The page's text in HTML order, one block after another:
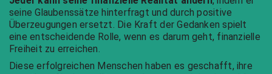
seine Glaubenssätze hinterfragt und durch positive
Überzeugungen ersetzt. Die Kraft der Gedanken spielt
eine entscheidende Rolle, wenn es darum geht, finanzielle
Freiheit zu erreichen.
Diese erfolgreichen Menschen haben es geschafft, ihre